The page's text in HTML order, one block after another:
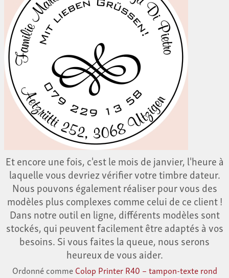
Et encore une fois, c'est le mois de janvier, l'heure à
laquelle vous devriez vérifier votre timbre dateur.
Nous pouvons également réaliser pour vous des
modèles plus complexes comme celui de ce client !
Dans notre outil en ligne, différents modèles sont
stockés, qui peuvent facilement être adaptés à vos
besoins. Si vous faites la queue, nous serons
heureux de vous aider.
Ordonné commeColop Printer R40 – tampon-texte rond